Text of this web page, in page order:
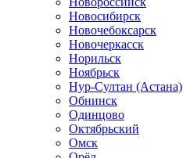
Новосибирск
Новочебоксарск
Новочеркасск
Норильск
Ноябрьск
Нур-Султан (Астана)
Обнинск
Одинцово
Октябрьский
Омск